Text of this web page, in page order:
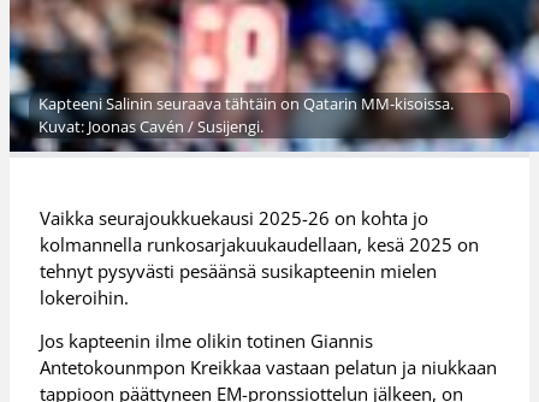
Kapteeni Salinin seuraava tähtäin on Qatarin MM-kisoissa.
Kuvat: Joonas Cavén / Susijengi.
Vaikka seurajoukkuekausi 2025-26 on kohta jo
kolmannella runkosarjakuukaudellaan, kesä 2025 on
tehnyt pysyvästi pesäänsä susikapteenin mielen
lokeroihin.
Jos kapteenin ilme olikin totinen Giannis
Antetokounmpon Kreikkaa vastaan pelatun ja niukkaan
tappioon päättyneen EM-pronssiottelun jälkeen, on